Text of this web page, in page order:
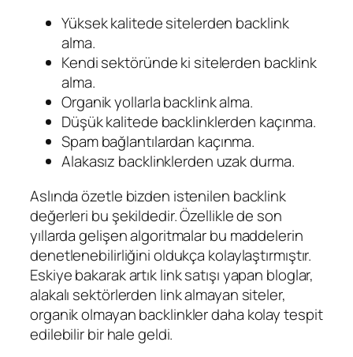
Yüksek kalitede sitelerden backlink
alma.
Kendi sektöründe ki sitelerden backlink
alma.
Organik yollarla backlink alma.
Düşük kalitede backlinklerden kaçınma.
Spam bağlantılardan kaçınma.
Alakasız backlinklerden uzak durma.
Aslında özetle bizden istenilen backlink
değerleri bu şekildedir. Özellikle de son
yıllarda gelişen algoritmalar bu maddelerin
denetlenebilirliğini oldukça kolaylaştırmıştır.
Eskiye bakarak artık link satışı yapan bloglar,
alakalı sektörlerden link almayan siteler,
organik olmayan backlinkler daha kolay tespit
edilebilir bir hale geldi.